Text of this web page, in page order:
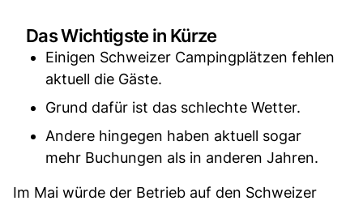
Das Wichtigste in Kürze
Einigen Schweizer Campingplätzen fehlen
aktuell die Gäste.
Grund dafür ist das schlechte Wetter.
Andere hingegen haben aktuell sogar
mehr Buchungen als in anderen Jahren.
Im Mai würde der Betrieb auf den Schweizer